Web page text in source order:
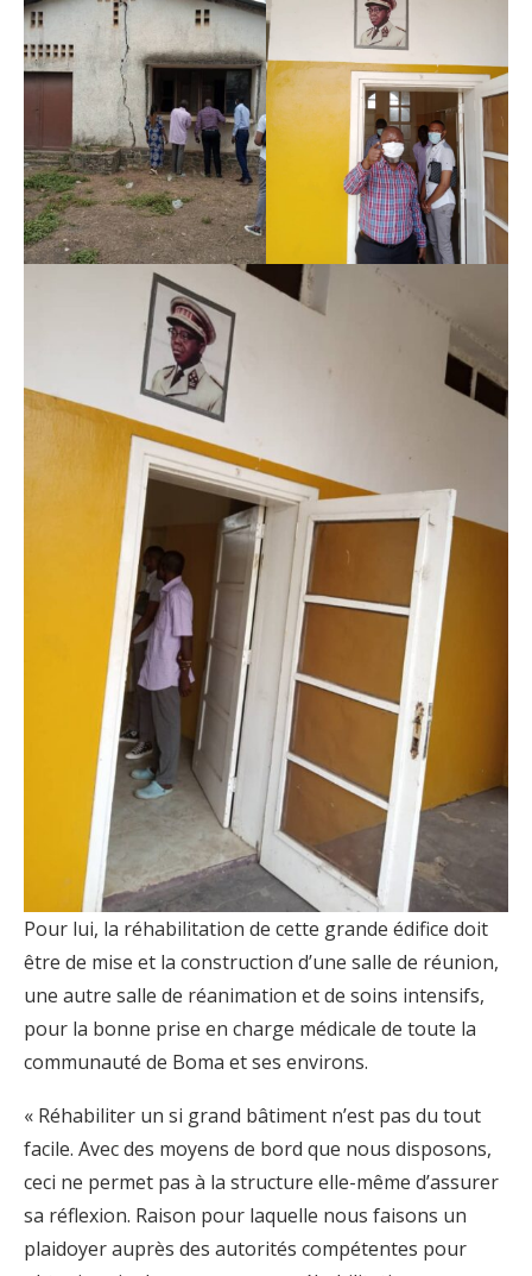
Pour lui, la réhabilitation de cette grande édifice doit
être de mise et la construction d’une salle de réunion,
une autre salle de réanimation et de soins intensifs,
pour la bonne prise en charge médicale de toute la
communauté de Boma et ses environs.
« Réhabiliter un si grand bâtiment n’est pas du tout
facile. Avec des moyens de bord que nous disposons,
ceci ne permet pas à la structure elle-même d’assurer
sa réflexion. Raison pour laquelle nous faisons un
plaidoyer auprès des autorités compétentes pour